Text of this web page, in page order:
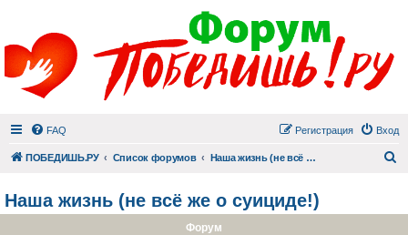
FAQ Вход
Регистрация
ПОБЕДИШЬ.РУ Список форумов Наша жизнь (не всё же о суициде!)
Наша жизнь (не всё же о суициде!)
Форум